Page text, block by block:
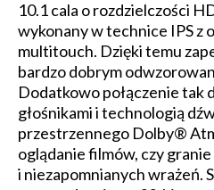
10.1 cala o rozdzielczości
wykonany w technice IPS z
multitouch. Dzięki temu
bardzo dobrym
Dodatkowo połączenie tak
głośnikami i technologią
przestrzennego Dolby®
oglądanie filmów, czy
i niezapomnianych wrażeń.